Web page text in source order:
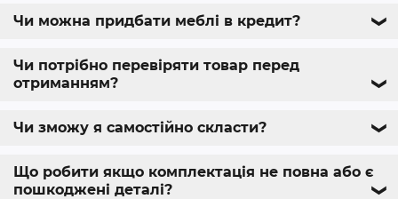
Чи можна придбати меблі в кредит? ❯
Чи потрібно перевіряти товар перед
отриманням?
❯
Чи зможу я самостійно скласти? ❯
Що робити якщо комплектація не повна або є
пошкоджені деталі?
❯